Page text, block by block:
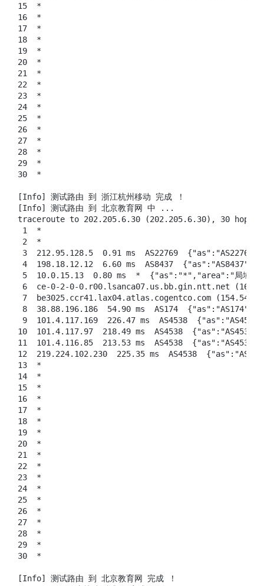
15  *
16  *
17  *
18  *
19  *
20  *
21  *
22  *
23  *
24  *
25  *
26  *
27  *
28  *
29  *
30  *
[Info] 测试路由 到 浙江杭州移动 完成 ！
[Info] 测试路由 到 北京教育网 中 ...
traceroute to 202.205.6.30 (202.205.6.30), 30 hops
1  *
2  *
3  212.95.128.5  0.91 ms  AS22769
4  198.18.12.12  6.60 ms  AS8437
5  10.0.15.13  0.80 ms  *  {"as":"*","area":"局域
6  ce-0-2-0-0.r00.lsanca07.us.bb.gin.ntt.net
7  be3025.ccr41.lax04.atlas.cogentco.com
8  38.88.196.186  54.90 ms  AS174
9  101.4.117.169  226.47 ms  AS4538
10  101.4.117.97  218.49 ms  AS4538
11  101.4.116.85  213.53 ms  AS4538
12  219.224.102.230  225.35 ms  AS4538
13  *
14  *
15  *
16  *
17  *
18  *
19  *
20  *
21  *
22  *
23  *
24  *
25  *
26  *
27  *
28  *
29  *
30  *
[Info] 测试路由 到 北京教育网 完成 ！